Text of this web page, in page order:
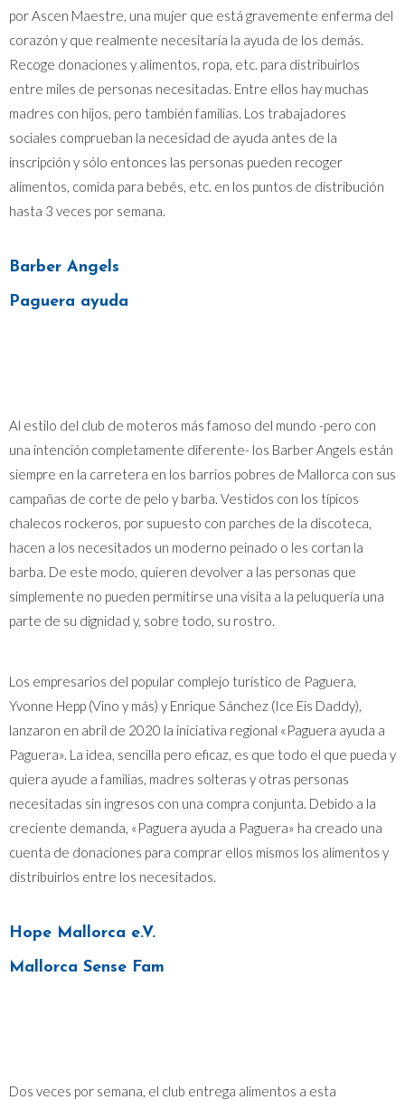
por Ascen Maestre, una mujer que está gravemente enferma del
corazón y que realmente necesitaría la ayuda de los demás.
Recoge donaciones y alimentos, ropa, etc. para distribuirlos
entre miles de personas necesitadas. Entre ellos hay muchas
madres con hijos, pero también familias. Los trabajadores
sociales comprueban la necesidad de ayuda antes de la
inscripción y sólo entonces las personas pueden recoger
alimentos, comida para bebés, etc. en los puntos de distribución
hasta 3 veces por semana.
Barber Angels
Paguera ayuda
Al estilo del club de moteros más famoso del mundo -pero con
una intención completamente diferente- los Barber Angels están
siempre en la carretera en los barrios pobres de Mallorca con sus
campañas de corte de pelo y barba. Vestidos con los típicos
chalecos rockeros, por supuesto con parches de la discoteca,
hacen a los necesitados un moderno peinado o les cortan la
barba. De este modo, quieren devolver a las personas que
simplemente no pueden permitirse una visita a la peluquería una
parte de su dignidad y, sobre todo, su rostro.
Los empresarios del popular complejo turístico de Paguera,
Yvonne Hepp (Vino y más) y Enrique Sánchez (Ice Eis Daddy),
lanzaron en abril de 2020 la iniciativa regional «Paguera ayuda a
Paguera». La idea, sencilla pero eficaz, es que todo el que pueda y
quiera ayude a familias, madres solteras y otras personas
necesitadas sin ingresos con una compra conjunta. Debido a la
creciente demanda, «Paguera ayuda a Paguera» ha creado una
cuenta de donaciones para comprar ellos mismos los alimentos y
distribuirlos entre los necesitados.
Hope Mallorca e.V.
Mallorca Sense Fam
Dos veces por semana, el club entrega alimentos a esta